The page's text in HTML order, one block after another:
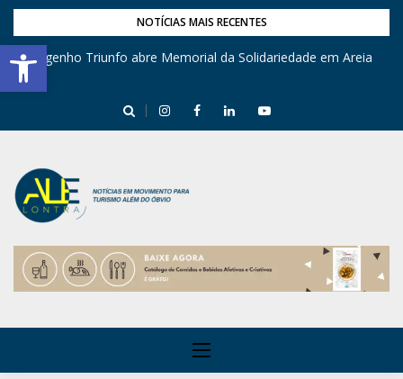
Barra de Ferramentas Aberta
NOTÍCIAS MAIS RECENTES
Engenho Triunfo abre Memorial da Solidariedade em Areia